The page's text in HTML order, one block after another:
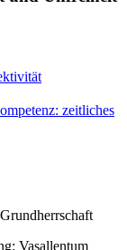
zeitliches
Vasallentum